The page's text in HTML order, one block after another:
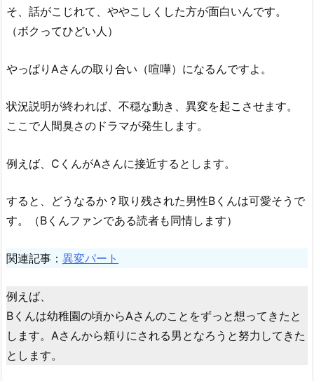
そ、話がこじれて、ややこしくした方が面白いんです。
（ボクってひどい人）
やっぱりAさんの取り合い（喧嘩）になるんですよ。
状況説明が終われば、不穏な動き、異変を起こさせます。
ここで人間臭さのドラマが発生します。
例えば、CくんがAさんに接近するとします。
すると、どうなるか？取り残された男性Bくんは可愛そうで
す。（Bくんファンである読者も同情します）
関連記事： 異変パート
例えば、
Bくんは幼稚園の頃からAさんのことをずっと想ってきたと
します。Aさんから頼りにされる男となろうと努力してきた
とします。